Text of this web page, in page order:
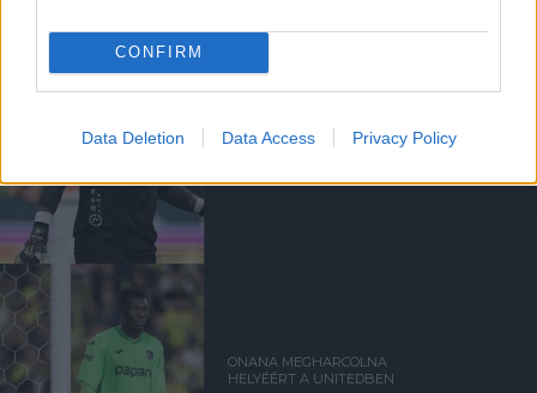
CONFIRM
Data Deletion Data Access Privacy Policy
ANDRE ONANA
HIVATALOS: ONANA
ONANA MEGHARCOLNA
HELYÉÉRT A UNITEDBEN